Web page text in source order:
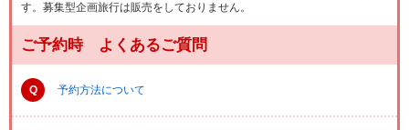
す。募集型企画旅行は販売をしておりません。
ご予約時 よくあるご質問
Q 予約方法について